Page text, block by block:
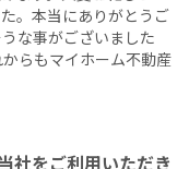
。本当にありがとうご
な事がございました
らもマイホーム不動産
社をご利用いただき